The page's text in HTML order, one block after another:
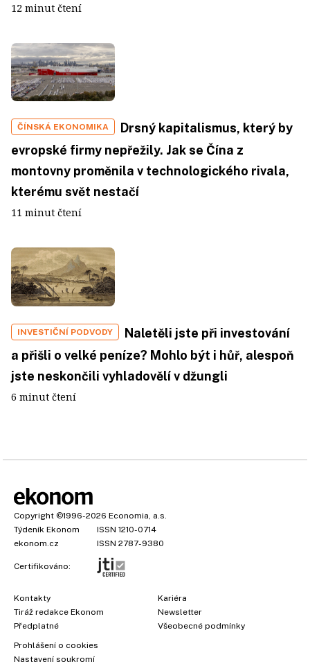
12 minut čtení
ČÍNSKÁ EKONOMIKA
Drsný kapitalismus, který by
evropské firmy nepřežily. Jak se Čína z
montovny proměnila v technologického rivala,
kterému svět nestačí
11 minut čtení
INVESTIČNÍ PODVODY
Naletěli jste při investování
a přišli o velké peníze? Mohlo být i hůř, alespoň
jste neskončili vyhladovělí v džungli
6 minut čtení
Copyright ©1996-2026 Economia, a.s.
Týdeník Ekonom
ISSN 1210-0714
ekonom.cz
ISSN 2787-9380
Certifikováno:
Kontakty
Tiráž redakce Ekonom
Předplatné
Kariéra
Newsletter
Všeobecné podmínky
Prohlášení o cookies
Nastavení soukromí